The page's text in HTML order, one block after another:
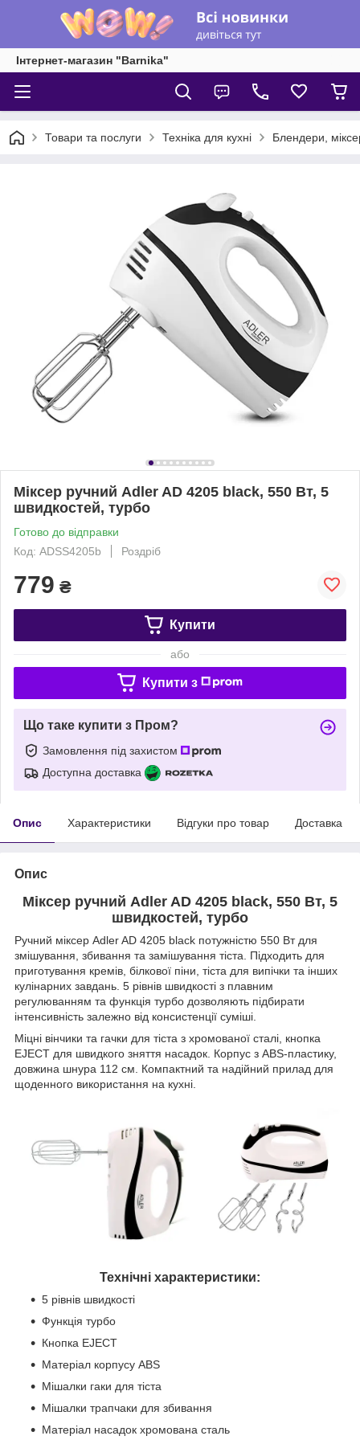
Інтернет-магазин "Barnika"
Товари та послуги Техніка для кухні Блендери,
Міксер ручний Adler AD 4205 black, 550 Вт, 5
швидкостей, турбо
Готово до відправки
Код: ADSS4205b
Роздріб
779 ₴
Купити
або
Купити з
Що таке купити з Пром?
Замовлення під захистом
Доступна доставка
Опис Характеристики Відгуки про товар Доставка
Опис
Міксер ручний Adler AD 4205 black, 550 Вт, 5
швидкостей, турбо
Ручний міксер Adler AD 4205 black потужністю 550 Вт для
змішування, збивання та замішування тіста. Підходить для
приготування кремів, білкової піни, тіста для випічки та інших
кулінарних завдань. 5 рівнів швидкості з плавним
регулюванням та функція турбо дозволяють підбирати
інтенсивність залежно від консистенції суміші.
Міцні вінчики та гачки для тіста з хромованої сталі, кнопка
EJECT для швидкого зняття насадок. Корпус з ABS-пластику,
довжина шнура 112 см. Компактний та надійний прилад для
щоденного використання на кухні.
Технічні характеристики:
5 рівнів швидкості
Функція турбо
Кнопка EJECT
Матеріал корпусу ABS
Мішалки гаки для тіста
Мішалки трапчаки для збивання
Матеріал насадок хромована сталь